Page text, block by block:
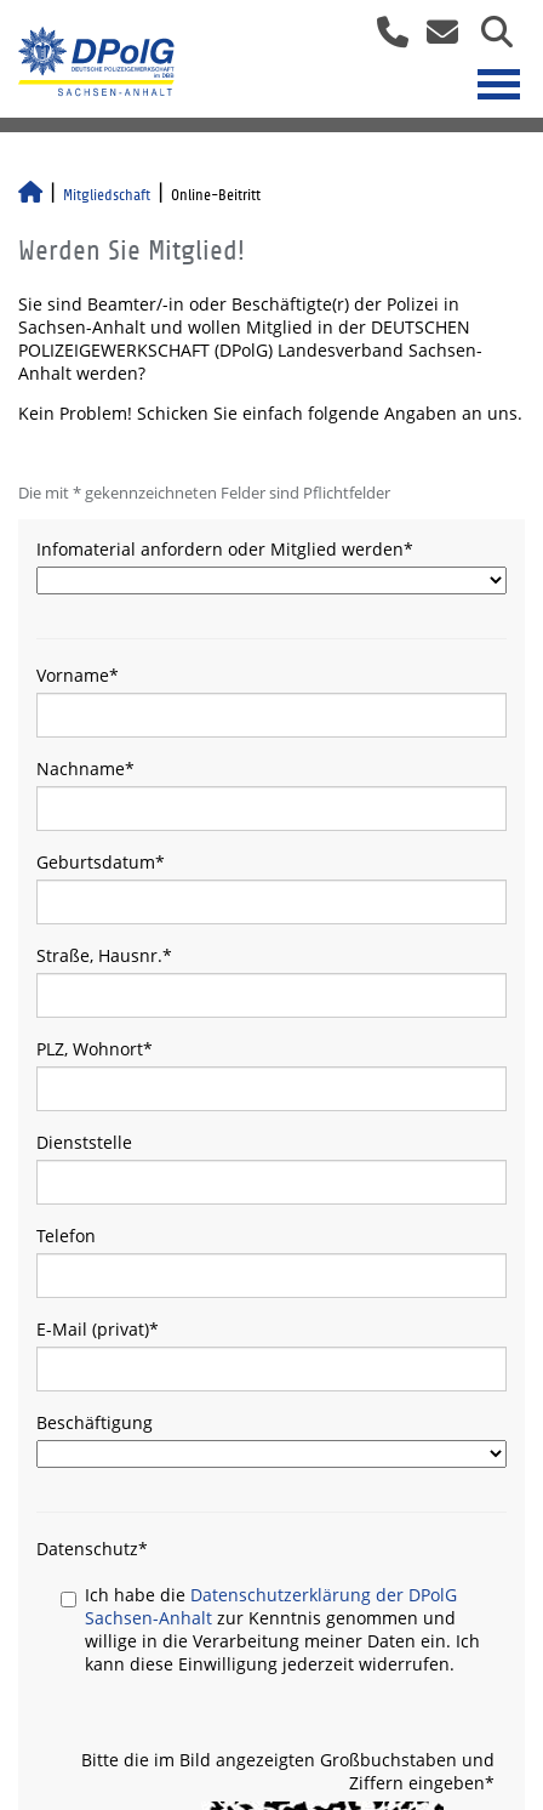
Mitgliedschaft Online-Beitritt
Werden Sie Mitglied!
Sie sind Beamter/-in oder Beschäftigte(r) der Polizei in
Sachsen-Anhalt und wollen Mitglied in der DEUTSCHEN
POLIZEIGEWERKSCHAFT (DPolG) Landesverband Sachsen-
Anhalt werden?
Kein Problem! Schicken Sie einfach folgende Angaben an uns.
Die mit * gekennzeichneten Felder sind Pflichtfelder
Infomaterial anfordern oder Mitglied werden*
Vorname*
Nachname*
Geburtsdatum*
Straße, Hausnr.*
PLZ, Wohnort*
Dienststelle
Telefon
E-Mail (privat)*
Beschäftigung
Datenschutz*
Ich habe die Datenschutzerklärung der DPolG
Sachsen-Anhalt zur Kenntnis genommen und
willige in die Verarbeitung meiner Daten ein. Ich
kann diese Einwilligung jederzeit widerrufen.
Bitte die im Bild angezeigten Großbuchstaben und
Ziffern eingeben*